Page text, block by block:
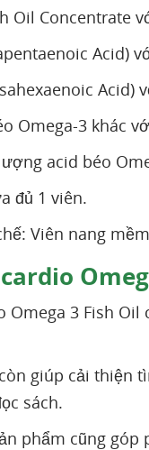
Oil Concentrate
Acid)
Acid)
Omega-3 khác
acid béo
đủ 1 viên.
Viên nang
Omega 3 Fish
giúp cải thiện
sách.
phẩm cũng góp